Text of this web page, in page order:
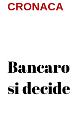
CRONACA
si